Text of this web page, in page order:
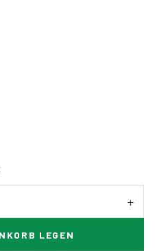
LEGEN